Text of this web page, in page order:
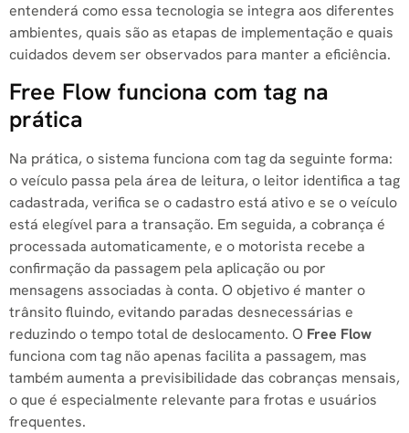
entenderá como essa tecnologia se integra aos diferentes
ambientes, quais são as etapas de implementação e quais
cuidados devem ser observados para manter a eficiência.
Free Flow funciona com tag na
prática
Na prática, o sistema funciona com tag da seguinte forma:
o veículo passa pela área de leitura, o leitor identifica a tag
cadastrada, verifica se o cadastro está ativo e se o veículo
está elegível para a transação. Em seguida, a cobrança é
processada automaticamente, e o motorista recebe a
confirmação da passagem pela aplicação ou por
mensagens associadas à conta. O objetivo é manter o
trânsito fluindo, evitando paradas desnecessárias e
reduzindo o tempo total de deslocamento. O Free Flow
funciona com tag não apenas facilita a passagem, mas
também aumenta a previsibilidade das cobranças mensais,
o que é especialmente relevante para frotas e usuários
frequentes.